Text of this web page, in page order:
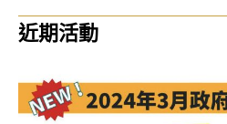
近期活動